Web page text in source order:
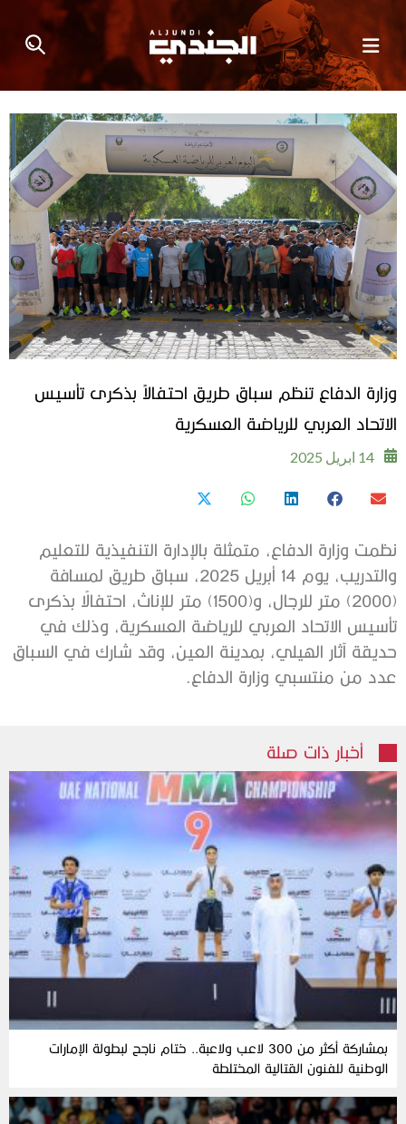
وزارة الدفاع تنظم سباق طريق احتفالاً بذكرى تأسيس
الاتحاد العربي للرياضة العسكرية
14 ابريل 2025
نظمت وزارة الدفاع، متمثلة بالإدارة التنفيذية للتعليم
والتدريب، يوم 14 أبريل 2025، سباق طريق لمسافة
(2000) متر للرجال، و(1500) متر للإناث، احتفالًا بذكرى
تأسيس الاتحاد العربي للرياضة العسكرية، وذلك في
حديقة آثار الهيلي، بمدينة العين، وقد شارك في السباق
عدد من منتسبي وزارة الدفاع.
أخبار ذات صلة
بمشاركة أكثر من 300 لاعب ولاعبة.. ختام ناجح لبطولة الإمارات
الوطنية للفنون القتالية المختلطة